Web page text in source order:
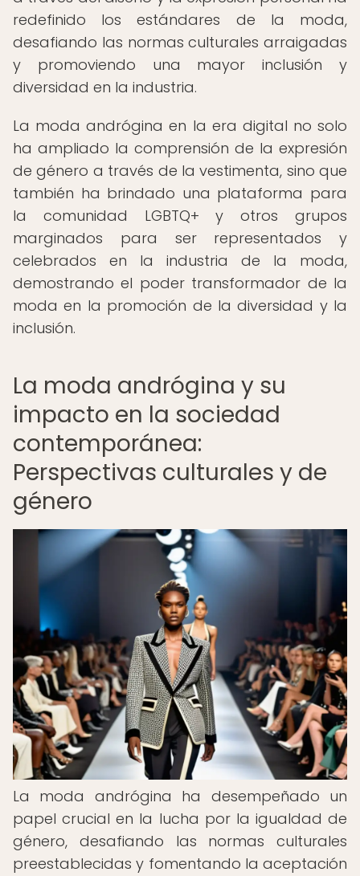
redefinido los estándares de la moda,
desafiando las normas culturales arraigadas
y promoviendo una mayor inclusión y
diversidad en la industria.
La moda andrógina en la era digital no solo
ha ampliado la comprensión de la expresión
de género a través de la vestimenta, sino que
también ha brindado una plataforma para
la comunidad LGBTQ+ y otros grupos
marginados para ser representados y
celebrados en la industria de la moda,
demostrando el poder transformador de la
moda en la promoción de la diversidad y la
inclusión.
La moda andrógina y su
impacto en la sociedad
contemporánea:
Perspectivas culturales y de
género
La moda andrógina ha desempeñado un
papel crucial en la lucha por la igualdad de
género, desafiando las normas culturales
preestablecidas y fomentando la aceptación